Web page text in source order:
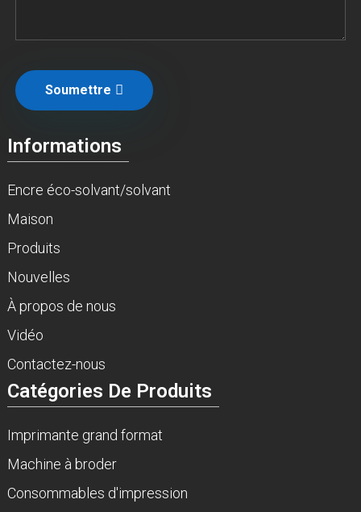
Soumettre
Informations
Encre éco-solvant/solvant
Maison
Produits
Nouvelles
À propos de nous
Vidéo
Contactez-nous
Catégories De Produits
Imprimante grand format
Machine à broder
Consommables d'impression